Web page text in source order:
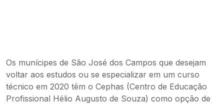
Os munícipes de São José dos Campos que desejam
voltar aos estudos ou se especializar em um curso
técnico em 2020 têm o Cephas (Centro de Educação
Profissional Hélio Augusto de Souza) como opção de